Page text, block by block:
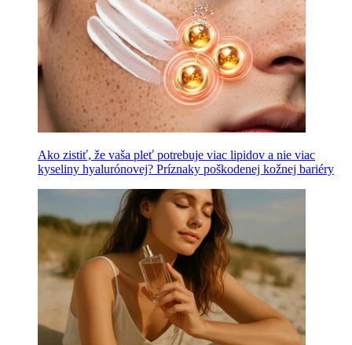
Ako zistiť, že vaša pleť potrebuje viac lipidov a nie viac
kyseliny hyalurónovej? Príznaky poškodenej kožnej bariéry